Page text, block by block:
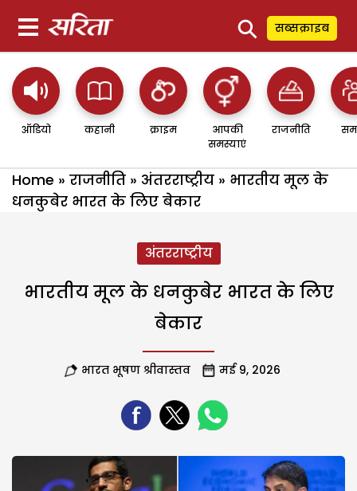
⚲ सब्सक्राइब
ऑडियो कहानी क्राइम
आपकी
समस्याएं
राजनीति
Home » राजनीति » अंतरराष्ट्रीय » भारतीय मूल के
धनकुबेर भारत के लिए बेकार
अंतरराष्ट्रीय
भारतीय मूल के धनकुबेर भारत के लिए
बेकार
भारत भूषण श्रीवास्तव मई 9, 2026